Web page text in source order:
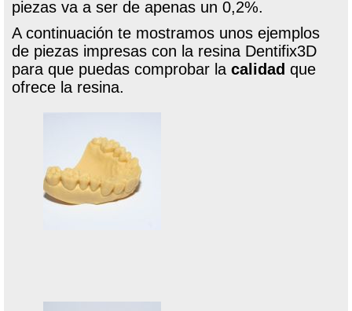
piezas va a ser de apenas un 0,2%.
A continuación te mostramos unos ejemplos
de piezas impresas con la resina Dentifix3D
para que puedas comprobar la calidad que
ofrece la resina.